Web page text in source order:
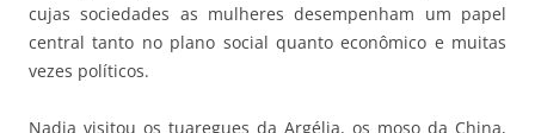
cujas sociedades as mulheres desempenham um papel
central tanto no plano social quanto econômico e muitas
vezes políticos.
Nadia visitou os tuaregues da Argélia, os moso da China,